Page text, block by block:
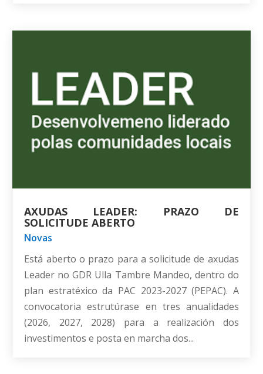
AXUDAS LEADER: PRAZO DE
SOLICITUDE ABERTO
Novas
Está aberto o prazo para a solicitude de axudas
Leader no GDR Ulla Tambre Mandeo, dentro do
plan estratéxico da PAC 2023-2027 (PEPAC). A
convocatoria estrutúrase en tres anualidades
(2026, 2027, 2028) para a realización dos
investimentos e posta en marcha dos...